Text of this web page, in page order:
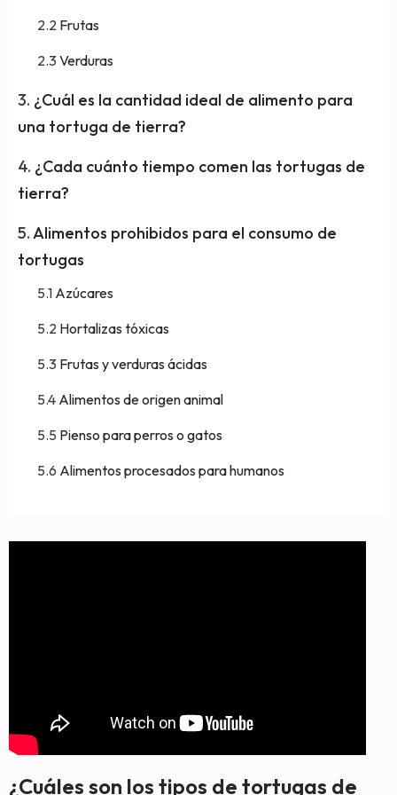
Frutas
Verduras
¿Cuál es la cantidad ideal de alimento para
una tortuga de tierra?
¿Cada cuánto tiempo comen las tortugas de
tierra?
Alimentos prohibidos para el consumo de
tortugas
Azúcares
Hortalizas tóxicas
Frutas y verduras ácidas
Alimentos de origen animal
Pienso para perros o gatos
Alimentos procesados para humanos
¿Cuáles son los tipos de tortugas de